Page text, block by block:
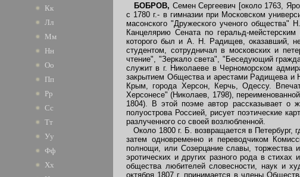
Кк
Лл
Мм
Нн
Оо
Пп
Рр
Сс
Тт
Уу
Фф
Хх
БОБРОВ, Семен Сергеевич [около 1763,
с 1780 г.- в гимназии при Московском
масонского "Дружеского ученого общества"
Канцелярию Сената по геральд-
которого был и А. Н. Радищев, оказавший,
студентом, сотрудничал в московских и
чтение", "Зеркало света", "Беседующий
служит в г. Николаеве в Черноморском
закрытием Общества и арестами Радищева и
Крым, города Херсон, Керчь, Одессу.
Херсонесе" (Николаев, 1798),
1804). В этой поэме автор рассказывает о
полуострова Россией, рисует поэтические
разлученного со своей возлюбленной.
Около 1800 г. Б. возвращается в Петербург,
затем одновременно и переводчиком
полнощи, или Созерцание славы, торжества
эротических и других разного рода в
общества любителей словесности, наук и
октября 1807 г. принимается в члены